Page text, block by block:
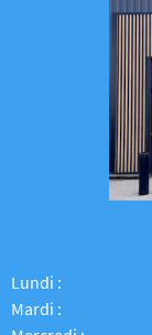
Lundi :
Mardi :